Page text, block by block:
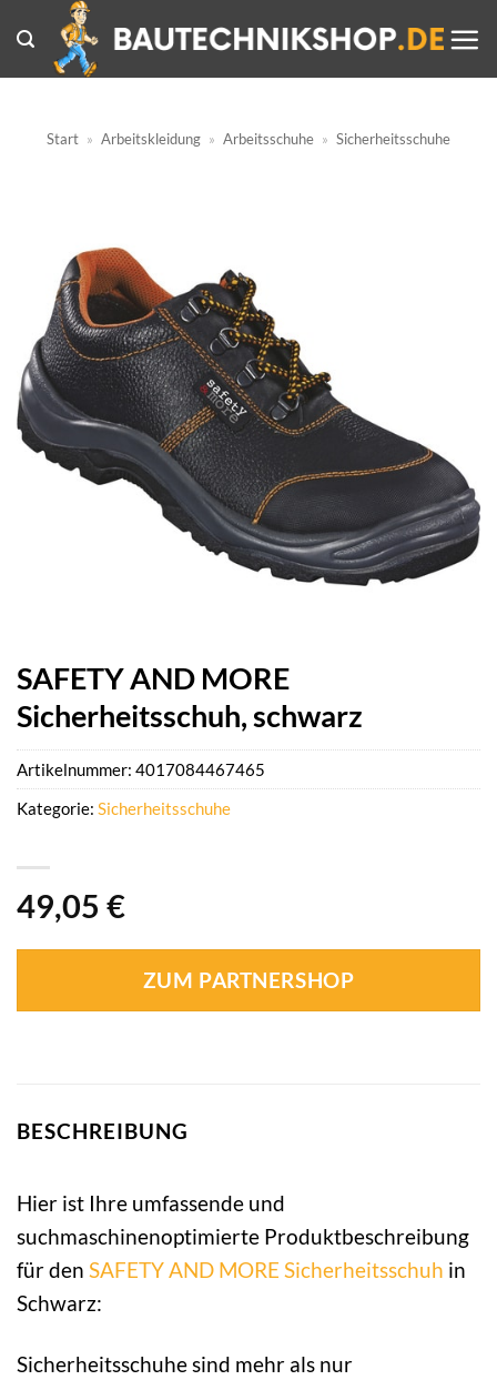
Inhalt
springen
Start » Arbeitskleidung » Arbeitsschuhe » Sicherheitsschuhe
SAFETY AND MORE
Sicherheitsschuh, schwarz
49,05 €
ZUM PARTNERSHOP
Artikelnummer: 4017084467465
Kategorie: Sicherheitsschuhe
BESCHREIBUNG
Hier ist Ihre umfassende und
suchmaschinenoptimierte Produktbeschreibung
für den SAFETY AND MORE Sicherheitsschuh in
Schwarz:
Sicherheitsschuhe sind mehr als nur